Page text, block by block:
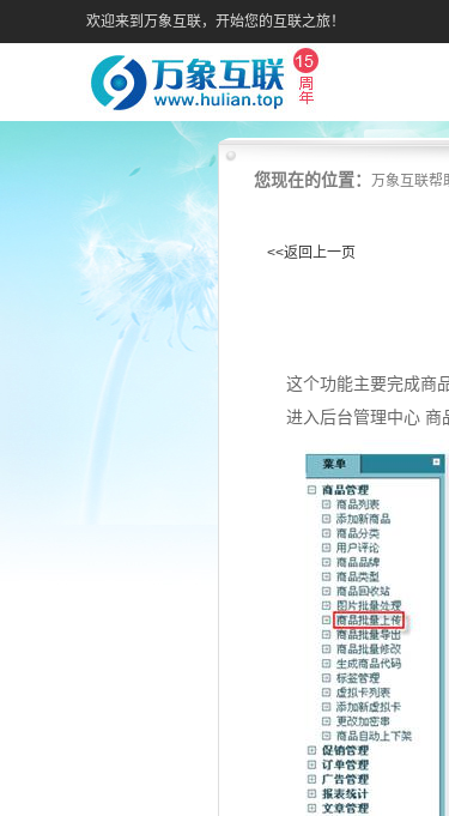
欢迎来到万象互联，开始您的互联之旅！
您现在的位置： 万象互联帮
<<返回上一页
这个功能主要完成商
进入后台管理中心 商